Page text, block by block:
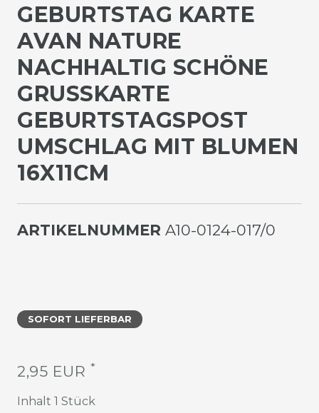
GEBURTSTAG KARTE
AVAN NATURE
NACHHALTIG SCHÖNE
GRUSSKARTE G
EBURTSTAGSPOST U
MSCHLAG MIT BLUMEN 1
6X11CM
ARTIKELNUMMER A10-0124-017/0
SOFORT LIEFERBAR
2,95 EUR *
Inhalt 1 Stück